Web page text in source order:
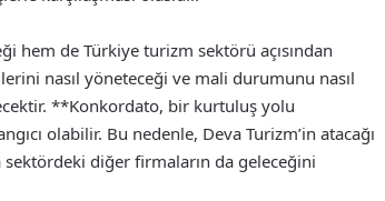
hem de Türkiye turizm sektörü açısından
nasıl yöneteceği ve mali durumunu nasıl
**Konkordato, bir kurtuluş yolu
olabilir. Bu nedenle, Deva Turizm’in atacağı
sektördeki diğer firmaların da geleceğini